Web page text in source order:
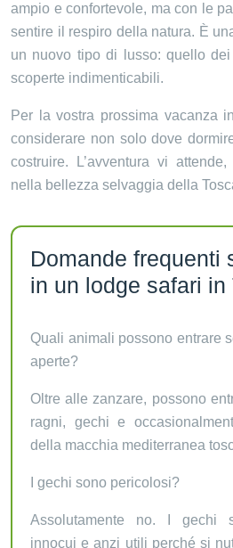
ampio e confortevole, ma con le
sentire il respiro della natura. È
un nuovo tipo di lusso: quello
scoperte indimenticabili.
Per la vostra prossima vacanza
considerare non solo dove
costruire. L’avventura vi
nella bellezza selvaggia della
Domande frequenti
in un lodge safari in
Quali animali possono entrare
aperte?
Oltre alle zanzare, possono
ragni, gechi e
della macchia mediterranea
I gechi sono pericolosi?
Assolutamente no. I gechi
innocui e anzi utili perché si